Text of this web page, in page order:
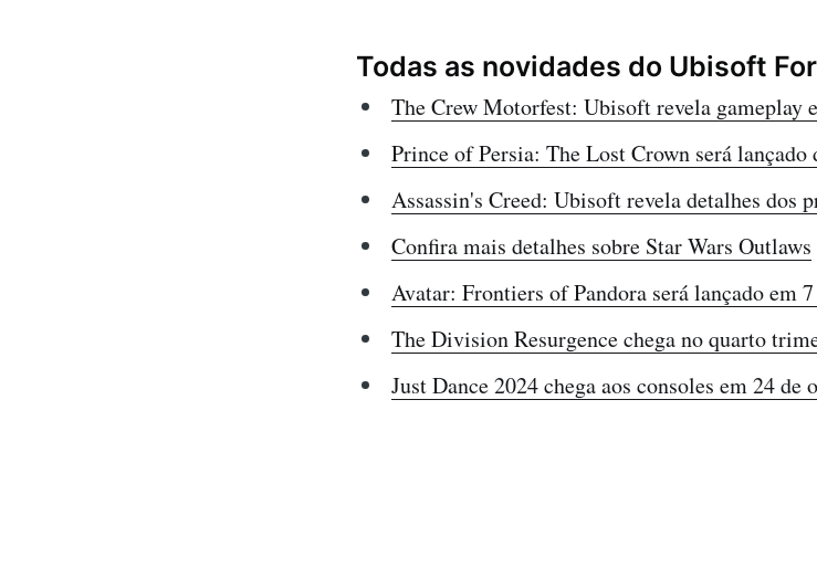
Todas as novidades do Ubisoft
The Crew Motorfest: Ubisoft revela gameplay
Prince of Persia: The Lost Crown será
Assassin's Creed: Ubisoft revela detalhes dos
Confira mais detalhes sobre Star Wars Outlaws
Avatar: Frontiers of Pandora será lançado em
The Division Resurgence chega no quarto
Just Dance 2024 chega aos consoles em 24 de